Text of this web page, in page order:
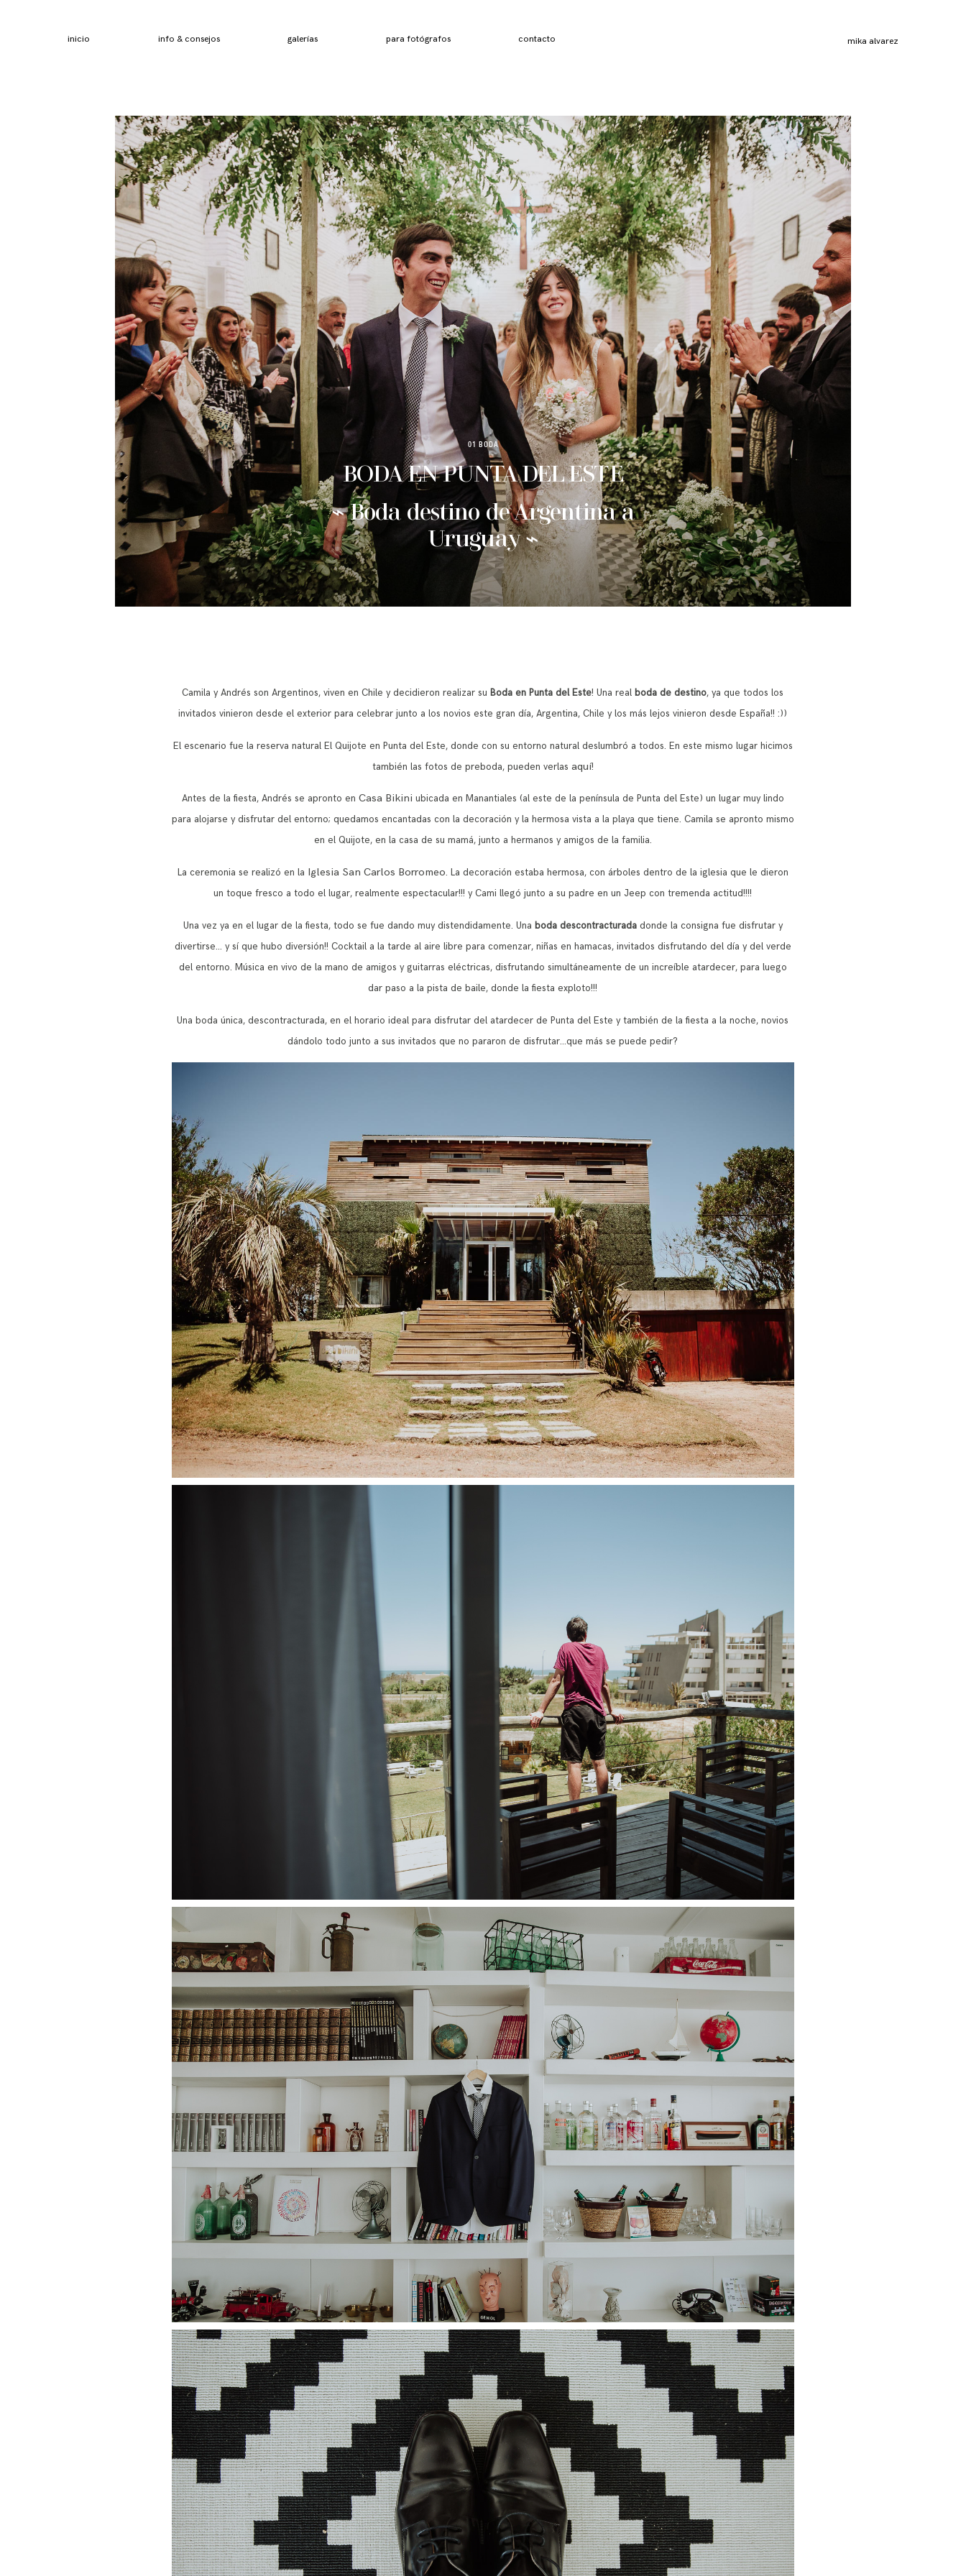
mika alvarez
inicio info & consejos galerías para fotógrafos contacto
01 BODA
BODA EN PUNTA DEL ESTE
⌁ Boda destino de Argentina a
Uruguay ⌁
Camila y Andrés son Argentinos, viven en Chile y decidieron realizar su Boda en Punta del Este! Una real boda de destino, ya que todos los
invitados vinieron desde el exterior para celebrar junto a los novios este gran día, Argentina, Chile y los más lejos vinieron desde España!! :))
El escenario fue la reserva natural El Quijote en Punta del Este, donde con su entorno natural deslumbró a todos. En este mismo lugar hicimos
también las fotos de preboda, pueden verlas aquí!
Antes de la fiesta, Andrés se apronto en Casa Bikini ubicada en Manantiales (al este de la península de Punta del Este) un lugar muy lindo
para alojarse y disfrutar del entorno; quedamos encantadas con la decoración y la hermosa vista a la playa que tiene. Camila se apronto mismo
en el Quijote, en la casa de su mamá, junto a hermanos y amigos de la familia.
La ceremonia se realizó en la Iglesia San Carlos Borromeo. La decoración estaba hermosa, con árboles dentro de la iglesia que le dieron
un toque fresco a todo el lugar, realmente espectacular!!! y Cami llegó junto a su padre en un Jeep con tremenda actitud!!!!
Una vez ya en el lugar de la fiesta, todo se fue dando muy distendidamente. Una boda descontracturadadonde la consigna fue disfrutar y
divertirse… y sí que hubo diversión!! Cocktail a la tarde al aire libre para comenzar, niñas en hamacas, invitados disfrutando del día y del verde
del entorno. Música en vivo de la mano de amigos y guitarras eléctricas, disfrutando simultáneamente de un increíble atardecer, para luego
dar paso a la pista de baile, donde la fiesta exploto!!!
Una boda única, descontracturada, en el horario ideal para disfrutar del atardecer de Punta del Este y también de la fiesta a la noche, novios
dándolo todo junto a sus invitados que no pararon de disfrutar…que más se puede pedir?